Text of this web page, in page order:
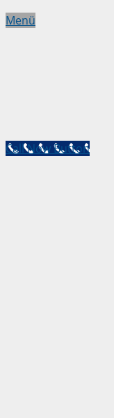
Menü
Call Now Button